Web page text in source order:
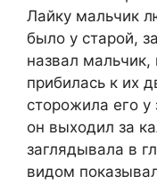
Лайку мальчик
было у старой,
назвал мальчик,
прибилась к их
сторожила его
он выходил за
заглядывала в
видом